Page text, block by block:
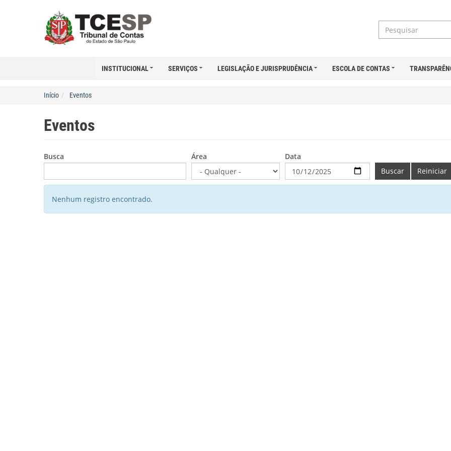
INSTITUCIONAL SERVIÇOS LEGISLAÇÃO E JURISPRUDÊNCIA ESCOLA DE CONTAS
Início Eventos
Eventos
Busca Área
Data
Buscar
Reiniciar
Nenhum registro encontrado.